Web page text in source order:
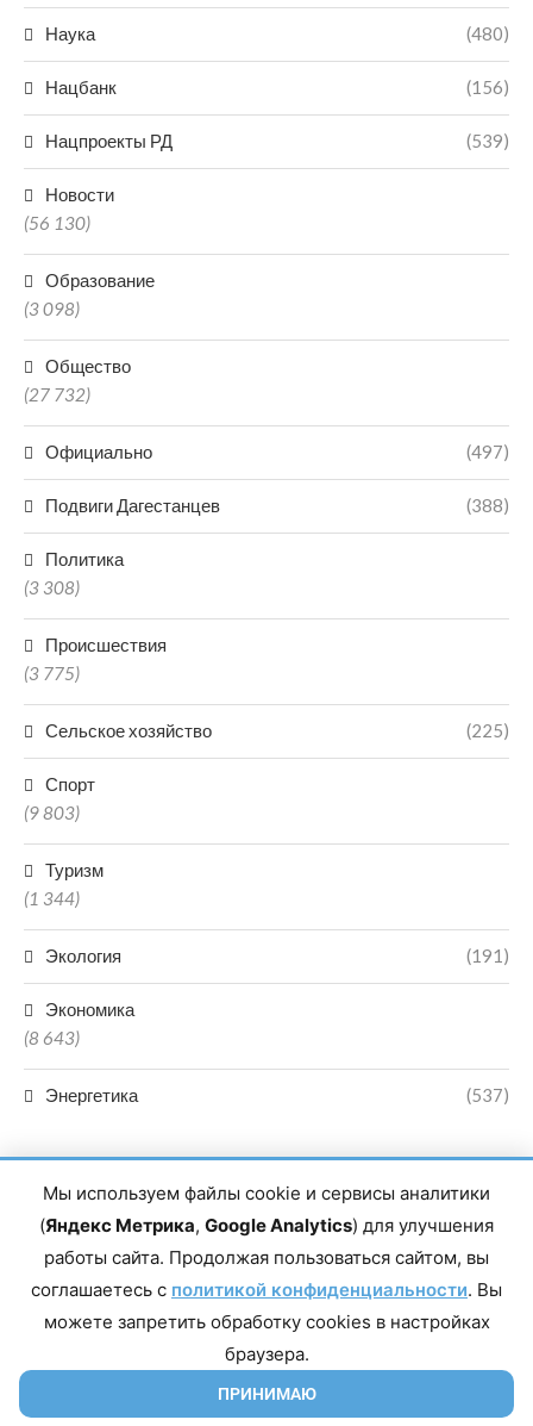
Наука (480)
Нацбанк (156)
Нацпроекты РД (539)
Новости
(56 130)
Образование
(3 098)
Общество
(27 732)
Официально (497)
Подвиги Дагестанцев (388)
Политика
(3 308)
Происшествия
(3 775)
Сельское хозяйство (225)
Спорт
(9 803)
Туризм
(1 344)
Экология (191)
Экономика
(8 643)
Энергетика (537)
Главный редактор сетевого издания Магомаев Тимур Нухович.
Контакты редакции: 8(988)-292-94-34 Почта: vestiskfo@gmail.com По
Республика Дагестан, г. Махачкала, пр-т Насрутдинова, д. 1а. Все
права защищены. Копирование и использование полных материалов
запрещено, частичное цитирование возможно только при условии
Мы используем файлы cookie и сервисы аналитики
(Яндекс Метрика, Google Analytics) для улучшения
работы сайта. Продолжая пользоваться сайтом, вы
соглашаетесь с политикой конфиденциальности. Вы
можете запретить обработку cookies в настройках
браузера.
ПРИНИМАЮ